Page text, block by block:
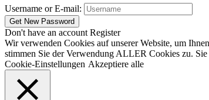
Username or E-mail:
Don't have an account Register
Wir verwenden Cookies auf unserer Website, um
stimmen Sie der Verwendung ALLER Cookies zu.
Cookie-Einstellungen Akzeptiere alle